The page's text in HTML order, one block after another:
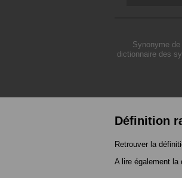
Synonyme
dictionnaire des
Définition
Retrouver la
A lire également la